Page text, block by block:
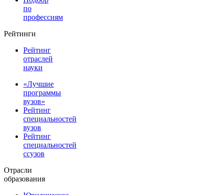
по
профессиям
Рейтинги
Рейтинг
отраслей
науки
«Лучшие
программы
вузов»
Рейтинг
специальностей
вузов
Рейтинг
специальностей
ссузов
Отрасли
образования